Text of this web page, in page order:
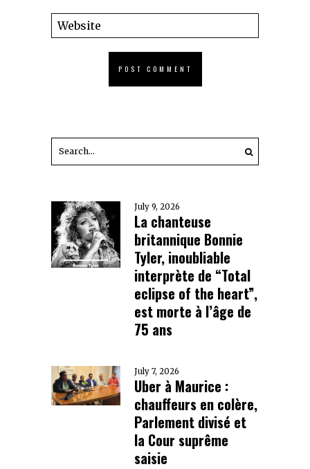
July 9, 2026
La chanteuse
britannique Bonnie
Tyler, inoubliable
interprète de “Total
eclipse of the heart”,
est morte à l’âge de
75 ans
July 7, 2026
Uber à Maurice :
chauffeurs en colère,
Parlement divisé et
la Cour suprême
saisie